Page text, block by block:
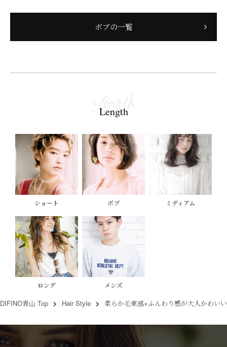
ボブの一覧
Length
ショート ボブ ミディアム
ロング メンズ
DIFINO青山 Top Hair Style 柔らか毛束感×ふんわり感が大人かわいい